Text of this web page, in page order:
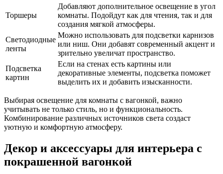
Торшеры
Добавляют дополнительное освещение в угол
комнаты. Подойдут как для чтения, так и для
создания мягкой атмосферы.
Светодиодные
ленты
Можно использовать для подсветки карнизов
или ниш. Они добавят современный акцент и
зрительно увеличат пространство.
Подсветка
картин
Если на стенах есть картины или
декоративные элементы, подсветка поможет
выделить их и добавить изысканности.
Выбирая освещение для комнаты с вагонкой, важно
учитывать не только стиль, но и функциональность.
Комбинирование различных источников света создаст
уютную и комфортную атмосферу.
Декор и аксессуары для интерьера с
покрашенной вагонкой